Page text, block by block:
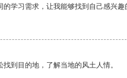
学习需求，让我能够找到自己感兴趣
到目的地，了解当地的风土人情。